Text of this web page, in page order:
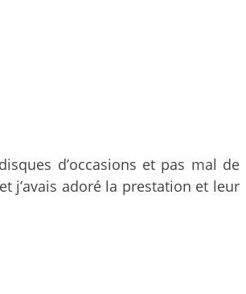
d’occasions et pas mal de
j’avais adoré la prestation et leur